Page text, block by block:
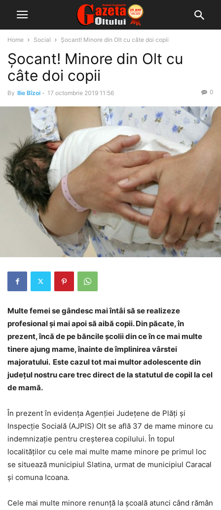
Home Social Șocant! Minore din Olt cu câte doi copii
Șocant! Minore din Olt cu
câte doi copii
By Ilie Bîzoi - 17 octombrie 2019 11:56 0
Multe femei se gândesc mai întâi să se realizeze
profesional și mai apoi să aibă copii. Din păcate, în
prezent, încă de pe băncile școlii din ce în ce mai multe
tinere ajung mame, înainte de împlinirea vârstei
majoratului. Este cazul tot mai multor adolescente din
judeţul nostru care trec direct de la statutul de copil la cel
de mamă.
În prezent în evidența Agenției Județene de Plăți și
Inspecție Socială (AJPIS) Olt se află 37 de mame minore cu
indemnizație pentru creșterea copilului. În topul
localităților cu cele mai multe mame minore pe primul loc
se situează municipiul Slatina, urmat de municipiul Caracal
și comuna Icoana.
Cele mai multe minore renunţă la şcoală atunci când rămân